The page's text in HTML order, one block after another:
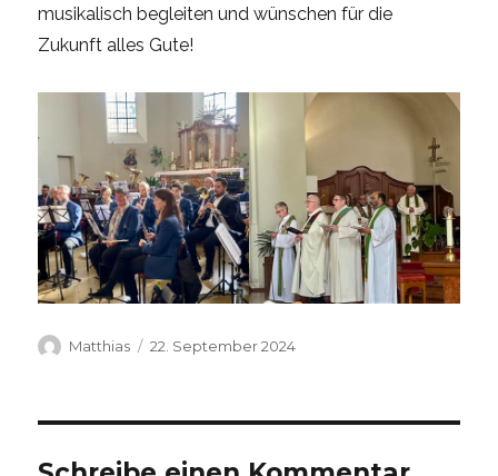
musikalisch begleiten und wünschen für die
Zukunft alles Gute!
Autor
Matthias
Veröffentlicht
22. September 2024